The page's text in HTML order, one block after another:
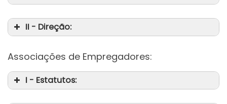
II - Direção:
Associações de Empregadores:
I - Estatutos: